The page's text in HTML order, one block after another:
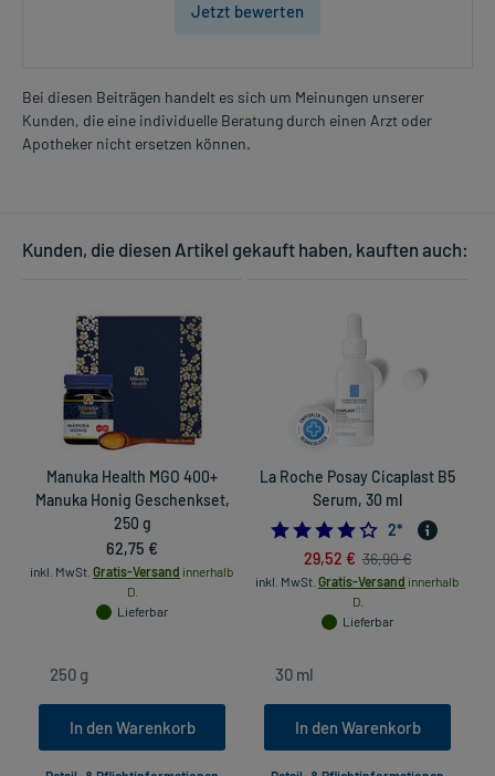
Jetzt bewerten
Bei diesen Beiträgen handelt es sich um Meinungen unserer
Kunden, die eine individuelle Beratung durch einen Arzt oder
Apotheker nicht ersetzen können.
Kunden, die diesen Artikel gekauft haben, kauften auch:
Manuka Health MGO 400+
Manuka Honig Geschenkset,
250 g
62,75 €
inkl. MwSt. Gratis-Versand innerhalb
D.
Lieferbar
In den Warenkorb
La Roche Posay Cicaplast B5
Serum, 30 ml
4.0
2*
29,52 € 36,90 €
inkl. MwSt. Gratis-Versand innerhalb
D.
Lieferbar
In den Warenkorb